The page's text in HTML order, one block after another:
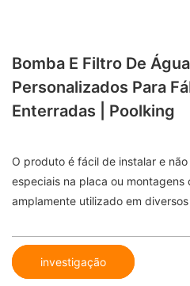
Bomba E Filtro De
Personalizados Para
Enterradas | Poolking
O produto é fácil de instalar e
especiais na placa ou montagens
amplamente utilizado em
investigação